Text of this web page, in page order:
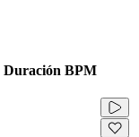
Duración BPM